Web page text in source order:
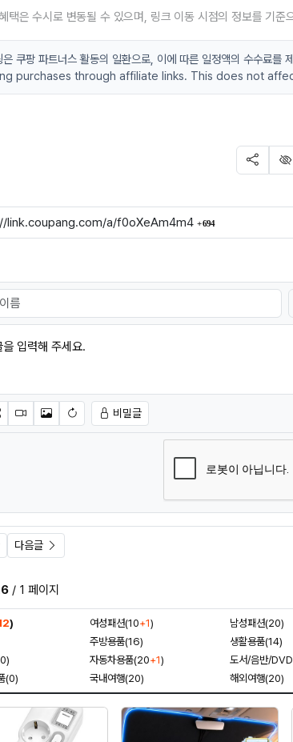
택은 수시로 변동될 수 있으며, 링크 이동 시점의 정보를 기준
은 쿠팡 파트너스 활동의 일환으로, 이에 따른 일정액의 수수
purchases through affiliate links. This does not
SNS 공
link.coupang.com/a/f0oXeAm4m4 694회 연결
을 입력해 주세요.
이콘동영상이미지새댓글 작성
비밀글
다음글
/ 1 페이지
) 여성패션(10+1) 남성패션(20)
주방용품(16) 생활용품(14)
자동차용품(20+1) 도서/음반/
(0)
국내여행(20) 해외여행(20)